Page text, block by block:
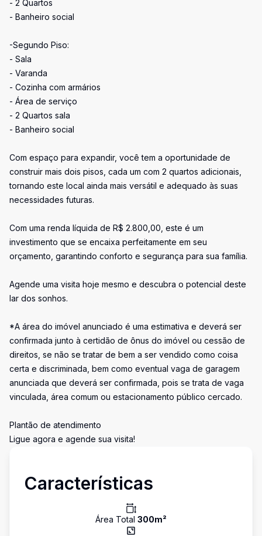
- 2 Quartos
- Banheiro social
-Segundo Piso:
- Sala
- Varanda
- Cozinha com armários
- Área de serviço
- 2 Quartos sala
- Banheiro social
Com espaço para expandir, você tem a oportunidade de
construir mais dois pisos, cada um com 2 quartos adicionais,
tornando este local ainda mais versátil e adequado às suas
necessidades futuras.
Com uma renda líquida de R$ 2.800,00, este é um
investimento que se encaixa perfeitamente em seu
orçamento, garantindo conforto e segurança para sua família.
Agende uma visita hoje mesmo e descubra o potencial deste
lar dos sonhos.
*A área do imóvel anunciado é uma estimativa e deverá ser
confirmada junto à certidão de ônus do imóvel ou cessão de
direitos, se não se tratar de bem a ser vendido como coisa
certa e discriminada, bem como eventual vaga de garagem
anunciada que deverá ser confirmada, pois se trata de vaga
vinculada, área comum ou estacionamento público cercado.
Plantão de atendimento
Ligue agora e agende sua visita!
Características
Área Total 300m²